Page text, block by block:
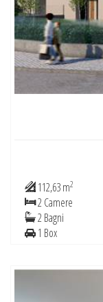
112,63 m2
2 Camere
2 Bagni
1 Box